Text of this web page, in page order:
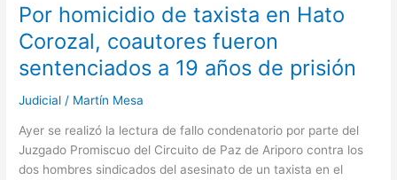
Por homicidio de taxista en Hato
Corozal, coautores fueron
sentenciados a 19 años de prisión
Judicial / Martín Mesa
Ayer se realizó la lectura de fallo condenatorio por parte del
Juzgado Promiscuo del Circuito de Paz de Ariporo contra los
dos hombres sindicados del asesinato de un taxista en el